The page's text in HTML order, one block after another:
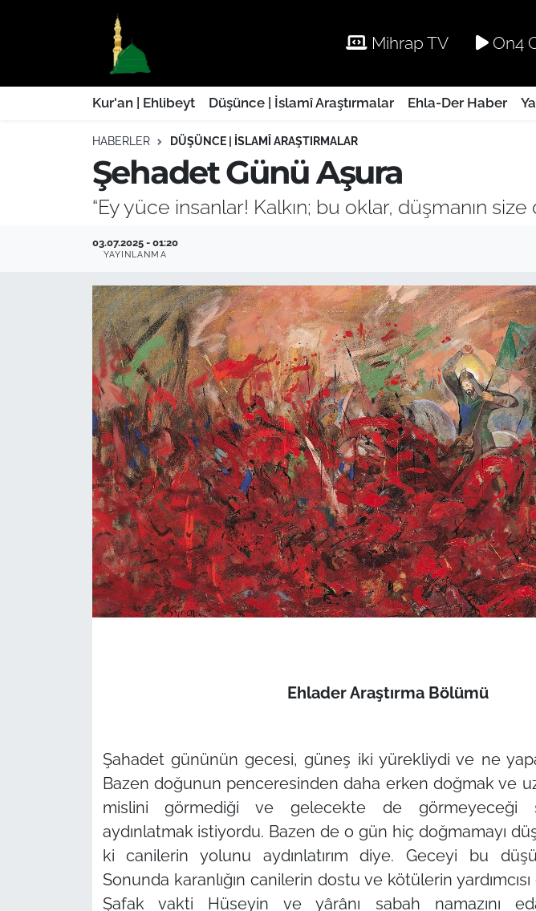
Mihrap TV On4
Kur'an | Ehlibeyt Düşünce | İslamî Araştırmalar Ehla-Der Haber
HABERLER DÜŞÜNCE | İSLAMÎ ARAŞTIRMALAR
Şehadet Günü Aşura
“Ey yüce insanlar! Kalkın; bu oklar, düşmanın
03.07.2025 - 01:20
YAYINLANMA
Ehlader Araştırma Bölümü
Şahadet gününün gecesi, güneş iki yürekliydi ve ne
Bazen doğunun penceresinden daha erken doğmak ve
mislini görmediği ve gelecekte de görmeyeceği
aydınlatmak istiyordu. Bazen de o gün hiç doğmamayı
ki canilerin yolunu aydınlatırım diye. Geceyi bu
Sonunda karanlığın canilerin dostu ve kötülerin yardımcısı
Şafak vakti Hüseyin ve yârânı sabah namazını
Kur'an | Ehlibeyt
Düşünce | İslamî Araştırmalar
Ehla-Der Haber
Yaşam | Aile&GNÇ
Nöbetçi Eczaneler
Hava Durumu
Trafik Durumu
Süper Lig Puan Durumu ve Fikstür
Haber Arşivi